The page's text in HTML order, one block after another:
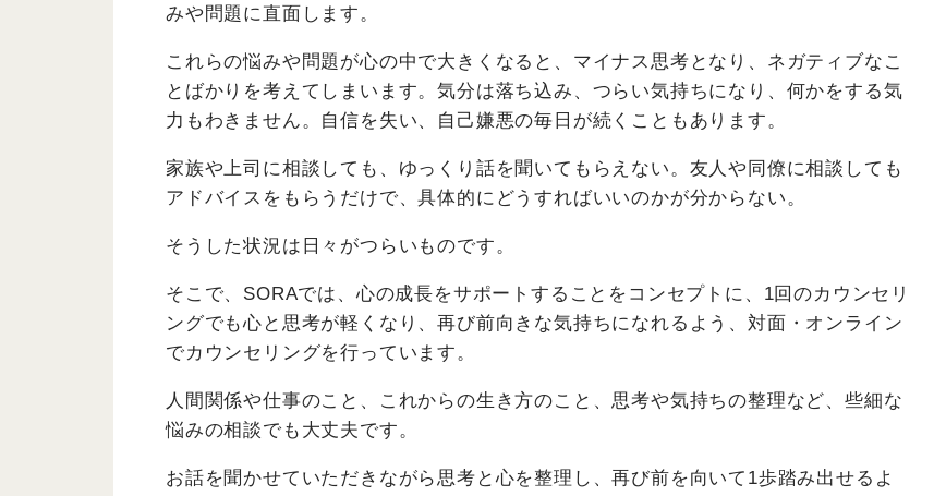
みや問題に直面します。
これらの悩みや問題が心の中で大きくなると、マイナス思考となり、ネガティブなこ
とばかりを考えてしまいます。気分は落ち込み、つらい気持ちになり、何かをする気
力もわきません。自信を失い、自己嫌悪の毎日が続くこともあります。
家族や上司に相談しても、ゆっくり話を聞いてもらえない。友人や同僚に相談しても
アドバイスをもらうだけで、具体的にどうすればいいのかが分からない。
そうした状況は日々がつらいものです。
そこで、SORAでは、心の成長をサポートすることをコンセプトに、1回のカウンセリ
ングでも心と思考が軽くなり、再び前向きな気持ちになれるよう、対面・オンライン
でカウンセリングを行っています。
人間関係や仕事のこと、これからの生き方のこと、思考や気持ちの整理など、些細な
悩みの相談でも大丈夫です。
お話を聞かせていただきながら思考と心を整理し、再び前を向いて1歩踏み出せるよ